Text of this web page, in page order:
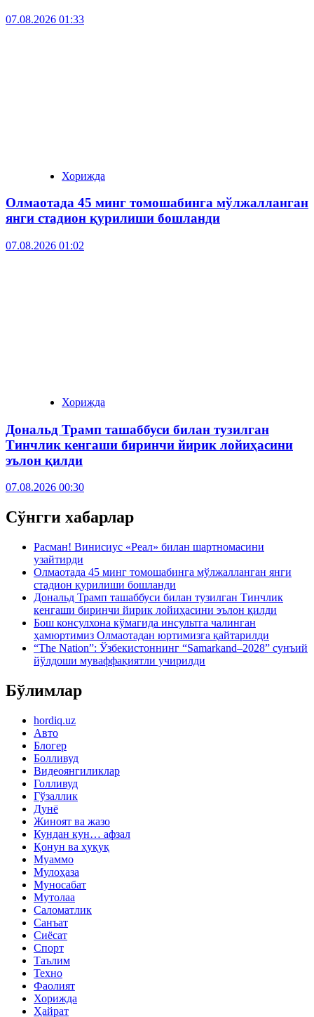
07.08.2026 01:33
Хорижда
Олмаотада 45 минг томошабинга мўлжалланган
янги стадион қурилиши бошланди
07.08.2026 01:02
Хорижда
Дональд Трамп ташаббуси билан тузилган
Тинчлик кенгаши биринчи йирик лойиҳасини
эълон қилди
07.08.2026 00:30
Сўнгги хабарлар
Расман! Винисиус «Реал» билан шартномасини
узайтирди
Олмаотада 45 минг томошабинга мўлжалланган янги
стадион қурилиши бошланди
Дональд Трамп ташаббуси билан тузилган Тинчлик
кенгаши биринчи йирик лойиҳасини эълон қилди
Бош консулхона кўмагида инсультга чалинган
ҳамюртимиз Олмаотадан юртимизга қайтарилди
“The Nation”: Ўзбекистоннинг “Samarkand–2028” сунъий
йўлдоши муваффақиятли учирилди
Бўлимлар
hordiq.uz
Авто
Блогер
Болливуд
Видеоянгиликлар
Голливуд
Гўзаллик
Дунё
Жиноят ва жазо
Кундан кун… афзал
Қонун ва ҳуқуқ
Муаммо
Мулоҳаза
Муносабат
Мутолаа
Саломатлик
Санъат
Сиёсат
Спорт
Таълим
Техно
Фаолият
Хорижда
Ҳайрат